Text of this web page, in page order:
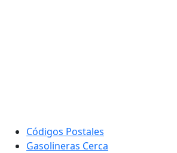
Códigos Postales
Gasolineras Cerca